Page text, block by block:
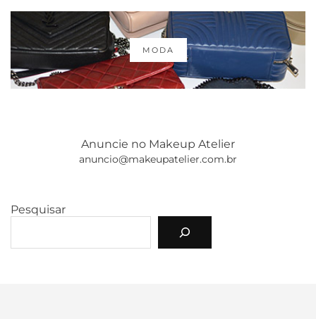
MODA
Anuncie no Makeup Atelier
anuncio@makeupatelier.com.br
Pesquisar